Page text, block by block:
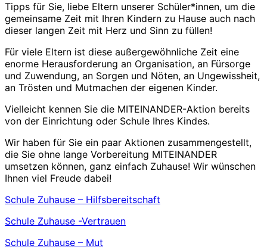
Tipps für Sie, liebe Eltern unserer Schüler*innen, um die
gemeinsame Zeit mit Ihren Kindern zu Hause auch nach
dieser langen Zeit mit Herz und Sinn zu füllen!
Für viele Eltern ist diese außergewöhnliche Zeit eine
enorme Herausforderung an Organisation, an Fürsorge
und Zuwendung, an Sorgen und Nöten, an Ungewissheit,
an Trösten und Mutmachen der eigenen Kinder.
Vielleicht kennen Sie die MITEINANDER-Aktion bereits
von der Einrichtung oder Schule Ihres Kindes.
Wir haben für Sie ein paar Aktionen zusammengestellt,
die Sie ohne lange Vorbereitung MITEINANDER
umsetzen können, ganz einfach Zuhause! Wir wünschen
Ihnen viel Freude dabei!
Schule Zuhause – Hilfsbereitschaft
Schule Zuhause -Vertrauen
Schule Zuhause – Mut